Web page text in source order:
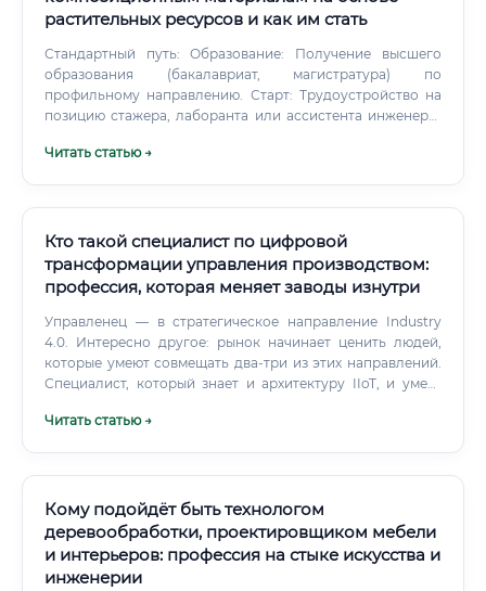
растительных ресурсов и как им стать
Стандартный путь: Образование: Получение высшего
образования (бакалавриат, магистратура) по
профильному направлению. Старт: Трудоустройство на
позицию стажера, лаборанта или ассистента инженера-
Это позволяет получить бесценный практический опыт.
Читать статью →
Кто такой специалист по цифровой
трансформации управления производством:
профессия, которая меняет заводы изнутри
Управленец — в стратегическое направление Industry
4.0. Интересно другое: рынок начинает ценить людей,
которые умеют совмещать два-три из этих направлений.
Специалист, который знает и архитектуру IIoT, и умеет
карту трансформации — редкость.
Читать статью →
Кому подойдёт быть технологом
деревообработки, проектировщиком мебели
и интерьеров: профессия на стыке искусства и
инженерии